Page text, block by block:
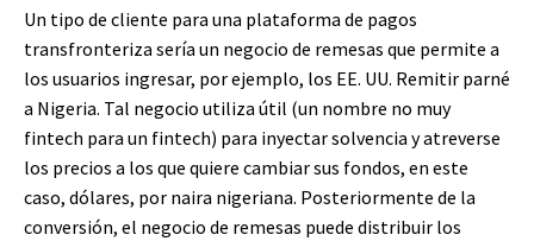
Un tipo de cliente para una plataforma de pagos
transfronteriza sería un negocio de remesas que permite a
los usuarios ingresar, por ejemplo, los EE. UU. Remitir parné
a Nigeria. Tal negocio utiliza útil (un nombre no muy
fintech para un fintech) para inyectar solvencia y atreverse
los precios a los que quiere cambiar sus fondos, en este
caso, dólares, por naira nigeriana. Posteriormente de la
conversión, el negocio de remesas puede distribuir los